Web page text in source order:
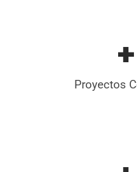
+
Proyectos